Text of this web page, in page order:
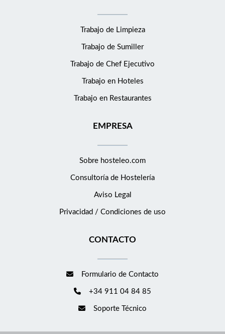
Trabajo de Limpieza
Trabajo de Sumiller
Trabajo de Chef Ejecutivo
Trabajo en Hoteles
Trabajo en Restaurantes
EMPRESA
Sobre hosteleo.com
Consultoría de Hostelería
Aviso Legal
Privacidad / Condiciones de uso
CONTACTO
Formulario de Contacto
+34 911 04 84 85
Soporte Técnico